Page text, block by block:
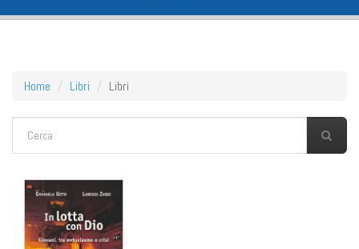
Home Libri Libri
FORM DI RICERCA